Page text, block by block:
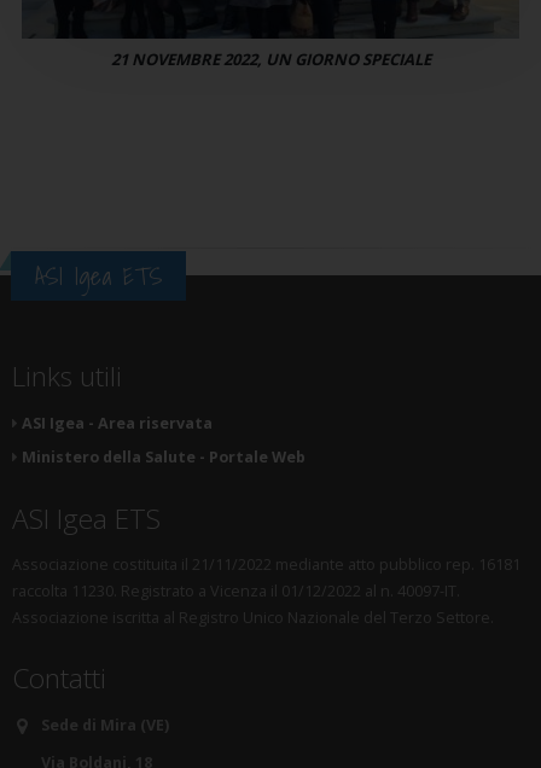
21 NOVEMBRE 2022, UN GIORNO SPECIALE
ASI Igea ETS
Links utili
ASI Igea - Area riservata
Ministero della Salute - Portale Web
ASI Igea ETS
Associazione costituita il 21/11/2022 mediante atto pubblico rep. 16181
raccolta 11230. Registrato a Vicenza il 01/12/2022 al n. 40097-IT.
Associazione iscritta al Registro Unico Nazionale del Terzo Settore.
Contatti
Sede di Mira (VE)
Via Boldani, 18